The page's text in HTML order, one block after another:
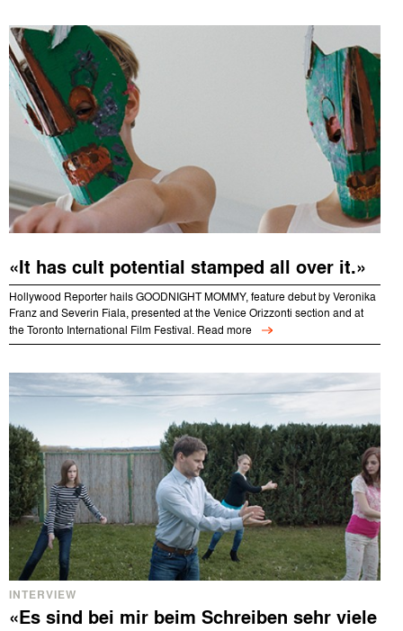
«It has cult potential stamped all over it.»
Hollywood Reporter hails GOODNIGHT MOMMY, feature debut by Veronika
Franz and Severin Fiala, presented at the Venice Orizzonti section and at
the Toronto International Film Festival. Read more
INTERVIEW
«Es sind bei mir beim Schreiben sehr viele